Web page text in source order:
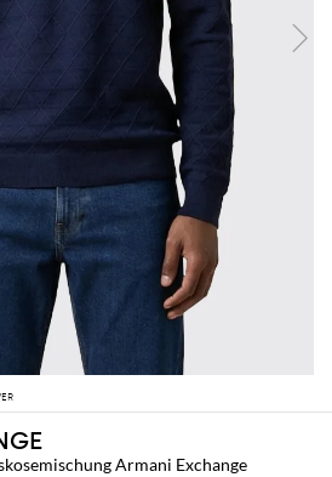
Armani Exchange